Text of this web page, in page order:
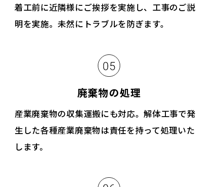
着工前に近隣様にご挨拶を実施し、工事のご説
明を実施。未然にトラブルを防ぎます。
廃棄物の処理
産業廃棄物の収集運搬にも対応。解体工事で発
生した各種産業廃棄物は責任を持って処理いた
します。